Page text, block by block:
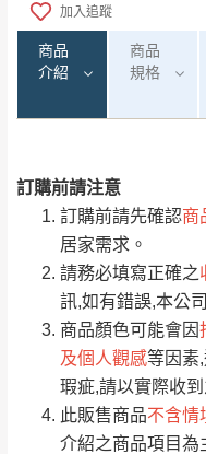
加入追蹤
商品
介紹
商品
規格
訂購前請注意
訂購前請先確認商
居家需求。
請務必填寫正確之
訊,如有錯誤,本公
商品顏色可能會因
及個人觀感等因素
瑕疵,請以實際收
此販售商品不含情
介紹之商品項目為
運送地區
桃園
注意事項：
由於品項繁多
要購買商品，
Line客服」來
「金額」。
若商品價格或庫
單。部分網路商品
見諒！
0/5 (0)筆
全部 依評論
依評論低至高排列
只顯示附上評論